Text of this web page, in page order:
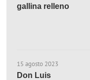
gallina relleno
15 agosto 2023
Don Luis